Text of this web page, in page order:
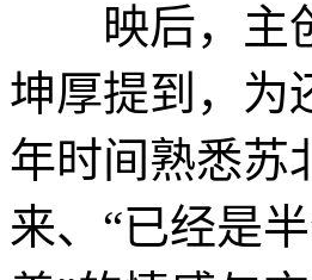
映后，主创
坤厚提到，为
年时间熟悉苏
来、“已经是